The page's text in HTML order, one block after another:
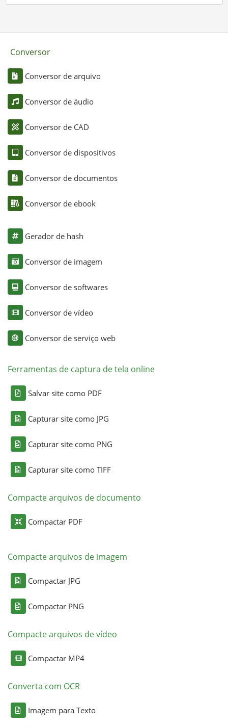
Conversor
Conversor de arquivo
Conversor de áudio
Conversor de CAD
Conversor de dispositivos
Conversor de documentos
Conversor de ebook
Gerador de hash
Conversor de imagem
Conversor de softwares
Conversor de vídeo
Conversor de serviço web
Ferramentas de captura de tela online
Salvar site como PDF
Capturar site como JPG
Capturar site como PNG
Capturar site como TIFF
Compacte arquivos de documento
Compactar PDF
Compacte arquivos de imagem
Compactar JPG
Compactar PNG
Compacte arquivos de vídeo
Compactar MP4
Converta com OCR
Imagem para Texto